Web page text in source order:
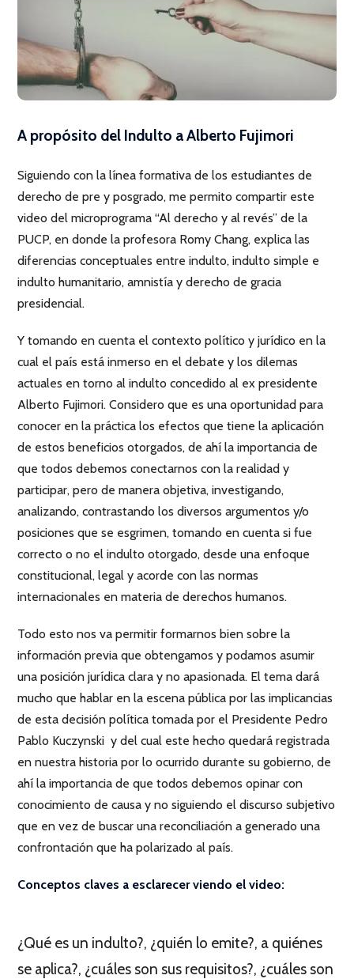
A propósito del Indulto a Alberto Fujimori
Siguiendo con la línea formativa de los estudiantes de
derecho de pre y posgrado, me permito compartir este
video del microprograma “Al derecho y al revés” de la
PUCP, en donde la profesora Romy Chang, explica las
diferencias conceptuales entre indulto, indulto simple e
indulto humanitario, amnistía y derecho de gracia
presidencial.
Y tomando en cuenta el contexto político y jurídico en la
cual el país está inmerso en el debate y los dilemas
actuales en torno al indulto concedido al ex presidente
Alberto Fujimori. Considero que es una oportunidad para
conocer en la práctica los efectos que tiene la aplicación
de estos beneficios otorgados, de ahí la importancia de
que todos debemos conectarnos con la realidad y
participar, pero de manera objetiva, investigando,
analizando, contrastando los diversos argumentos y/o
posiciones que se esgrimen, tomando en cuenta si fue
correcto o no el indulto otorgado, desde una enfoque
constitucional, legal y acorde con las normas
internacionales en materia de derechos humanos.
Todo esto nos va permitir formarnos bien sobre la
información previa que obtengamos y podamos asumir
una posición jurídica clara y no apasionada. El tema dará
mucho que hablar en la escena pública por las implicancias
de esta decisión política tomada por el Presidente Pedro
Pablo Kuczynski y del cual este hecho quedará registrada
en nuestra historia por lo ocurrido durante su gobierno, de
ahí la importancia de que todos debemos opinar con
conocimiento de causa y no siguiendo el discurso subjetivo
que en vez de buscar una reconciliación a generado una
confrontación que ha polarizado al país.
Conceptos claves a esclarecer viendo el video:
¿Qué es un indulto?, ¿quién lo emite?, a quiénes
se aplica?, ¿cuáles son sus requisitos?, ¿cuáles son